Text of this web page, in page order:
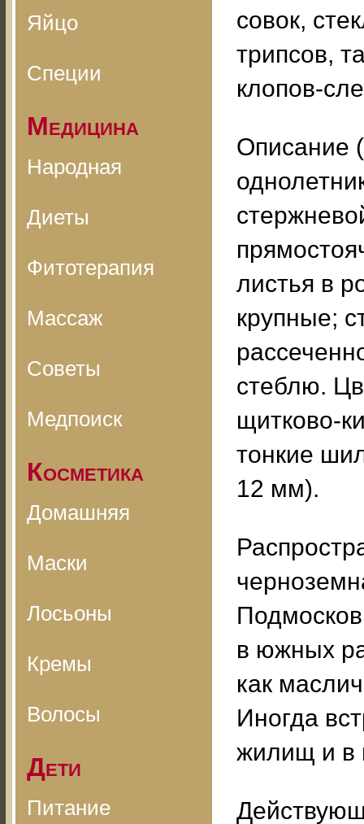
Яйцо
Специи
Медицина
Народная
Диеты
Фитотерапия
Массаж
Советы
Медпоиск
Косметика
Домашняя
Маски
Лосьоны
Кремы
Волосы
Дети
Питание
совок,
трипсов,
клопов-
Описание
листья в
крупные;
стеблю.
щитково-
тонкие
12 мм).
в южных
как
Иногда
жилищ и в